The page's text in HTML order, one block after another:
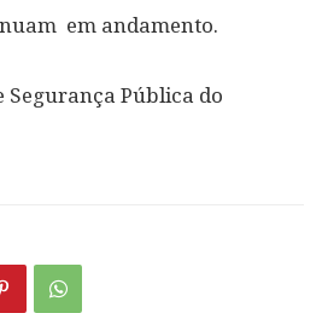
em andamento.
Segurança Pública do